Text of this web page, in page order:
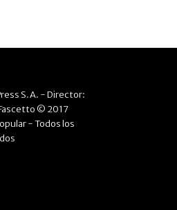
S.A. - Director:
© 2017
- Todos los